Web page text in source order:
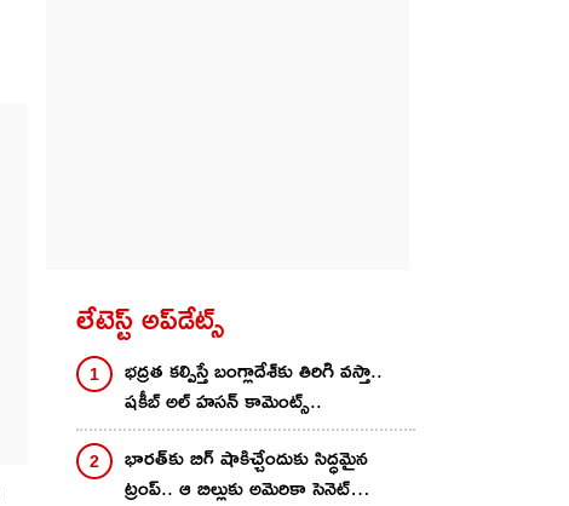
లేటెస్ట్ అప్‌డేట్స్
భద్రత కల్పిస్తే బంగ్లాదేశ్‌కు తిరిగి వస్తా..
షకీబ్ అల్ హసన్ కామెంట్స్‌..
భారత్‌కు బిగ్ షాకిచ్చేందుకు సిద్ధమైన
ట్రంప్.. ఆ బిల్లుకు అమెరికా సెనెట్